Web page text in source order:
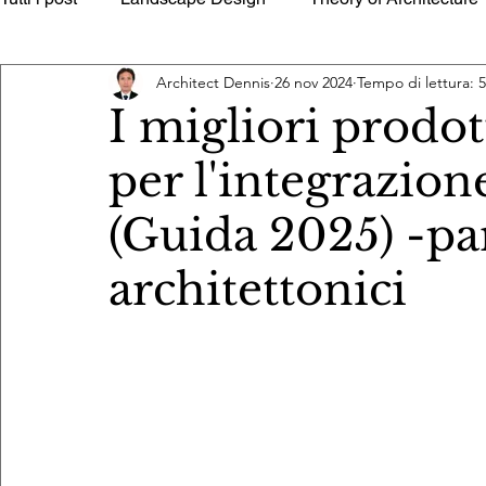
Architectural Interiors Building Utilities Building
Quantity Surveying Estimate Tools Sustainable
I migliori
per
(Guida 2025) -
architettonici
Architect Dennis 26 nov 2024 Tempo di lettura: